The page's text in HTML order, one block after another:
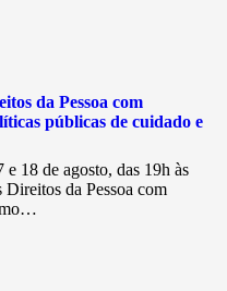
da Pessoa com
públicas de cuidado e
18 de agosto, das 19h às
da Pessoa com